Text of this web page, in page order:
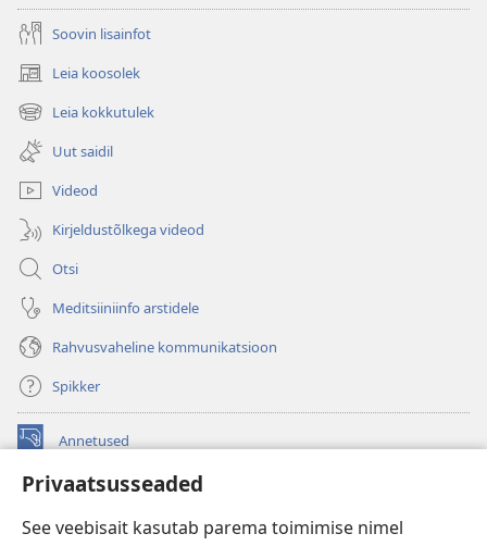
Privaatsusseaded
See veebisait kasutab parema toimimise nimel
Soovin lisainfot
Leia koosolek
(avab
uue
akna)
Leia kokkutulek
(avab
uue
akna)
Uut saidil
Videod
Kirjeldustõlkega videod
Otsi
Meditsiiniinfo arstidele
Rahvusvaheline kommunikatsioon
Spikker
Annetused
(avab
akna)
uue